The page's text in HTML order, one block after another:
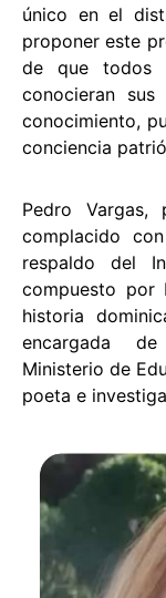
único en el
proponer este
de que todos
conocieran
conocimiento,
conciencia
Pedro Vargas,
complacido
respaldo del
compuesto por
historia
encargada
Ministerio de
poeta e